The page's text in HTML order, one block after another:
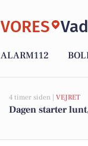
VORES
ALARM112
4 timer siden | VEJRET
Dagen starter